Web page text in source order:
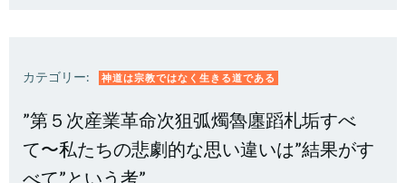
カテゴリー: 神道は宗教ではなく生きる道である
”第５次産業革命次狙弧燭魯廛蹈札垢すべ
て〜私たちの悲劇的な思い違いは”結果がす
べて”という考”